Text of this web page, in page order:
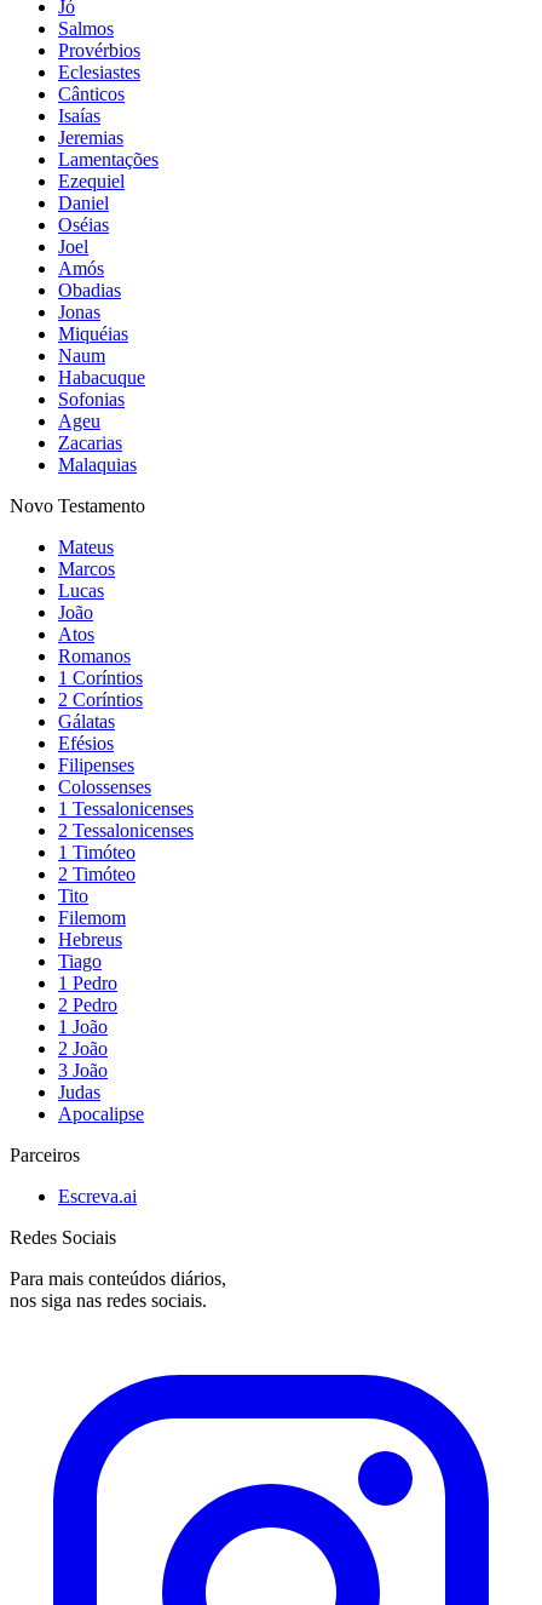
Jó
Salmos
Provérbios
Eclesiastes
Cânticos
Isaías
Jeremias
Lamentações
Ezequiel
Daniel
Oséias
Joel
Amós
Obadias
Jonas
Miquéias
Naum
Habacuque
Sofonias
Ageu
Zacarias
Malaquias
Novo Testamento
Mateus
Marcos
Lucas
João
Atos
Romanos
1 Coríntios
2 Coríntios
Gálatas
Efésios
Filipenses
Colossenses
1 Tessalonicenses
2 Tessalonicenses
1 Timóteo
2 Timóteo
Tito
Filemom
Hebreus
Tiago
1 Pedro
2 Pedro
1 João
2 João
3 João
Judas
Apocalipse
Parceiros
Escreva.ai
Redes Sociais
Para mais conteúdos diários,
nos siga nas redes sociais.